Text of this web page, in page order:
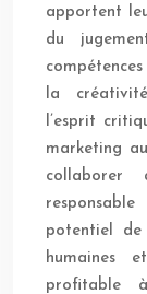
apportent
du
la
l’esprit
marketing
collaborer
potentiel
humaines
profitable